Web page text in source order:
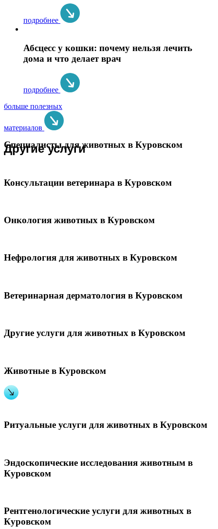
подробнее
Абсцесс у кошки: почему нельзя лечить
дома и что делает врач
подробнее
больше полезных
материалов
Другие услуги
Специалисты для животных в Куровском
Консультации ветеринара в Куровском
Онкология животных в Куровском
Нефрология для животных в Куровском
Ветеринарная дерматология в Куровском
Другие услуги для животных в Куровском
Животные в Куровском
Ритуальные услуги для животных в Куровском
Эндоскопические исследования животным в
Куровском
Рентгенологические услуги для животных в
Куровском